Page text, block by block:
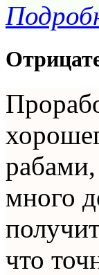
много
что